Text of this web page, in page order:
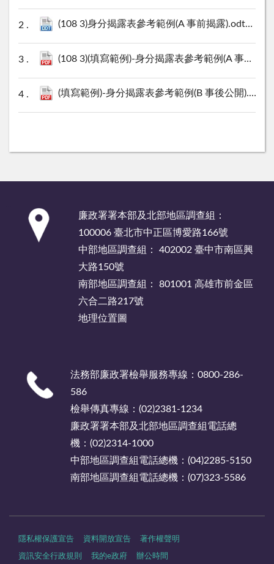
(108 3)身分揭露表參考範例(A 事前揭露).odt 14 KB
(108 3)(填寫範例)-身分揭露表參考範例(A 事前揭露).pdf
(填寫範例)-身分揭露表參考範例(B 事後公開).pdf
廉政署署本部及北部地區調查組：
100006 臺北市中正區博愛路166號
中部地區調查組： 402002 臺中市南區興
大路150號
南部地區調查組： 801001 高雄市前金區
六合二路217號
地理位置圖
法務部廉政署檢舉服務專線：0800-286-
586
檢舉傳真專線：(02)2381-1234
廉政署署本部及北部地區調查組電話總
機：(02)2314-1000
中部地區調查組電話總機：(04)2285-5150
南部地區調查組電話總機：(07)323-5586
隱私權保護宣告 資料開放宣告 著作權聲明
資訊安全行政規則 我的e政府 辦公時間